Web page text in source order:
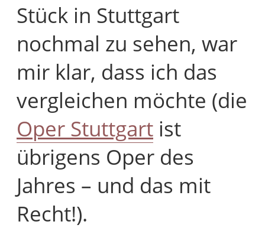
Stück in Stuttgart
nochmal zu sehen, war
mir klar, dass ich das
vergleichen möchte (die
Oper Stuttgart ist
übrigens Oper des
Jahres – und das mit
Recht!).